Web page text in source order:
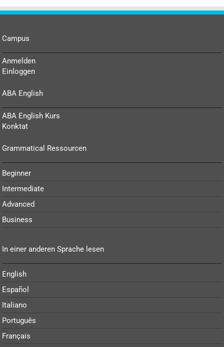
Campus
Anmelden
Einloggen
ABA English
ABA English Kurs
Konktat
Grammatical Ressourcen
Beginner
Intermediate
Advanced
Business
In einer anderen Sprache lesen
English
Español
Italiano
Português
Français